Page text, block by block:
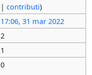
| contributi)
17:06, 31 mar 2022
2
1
0